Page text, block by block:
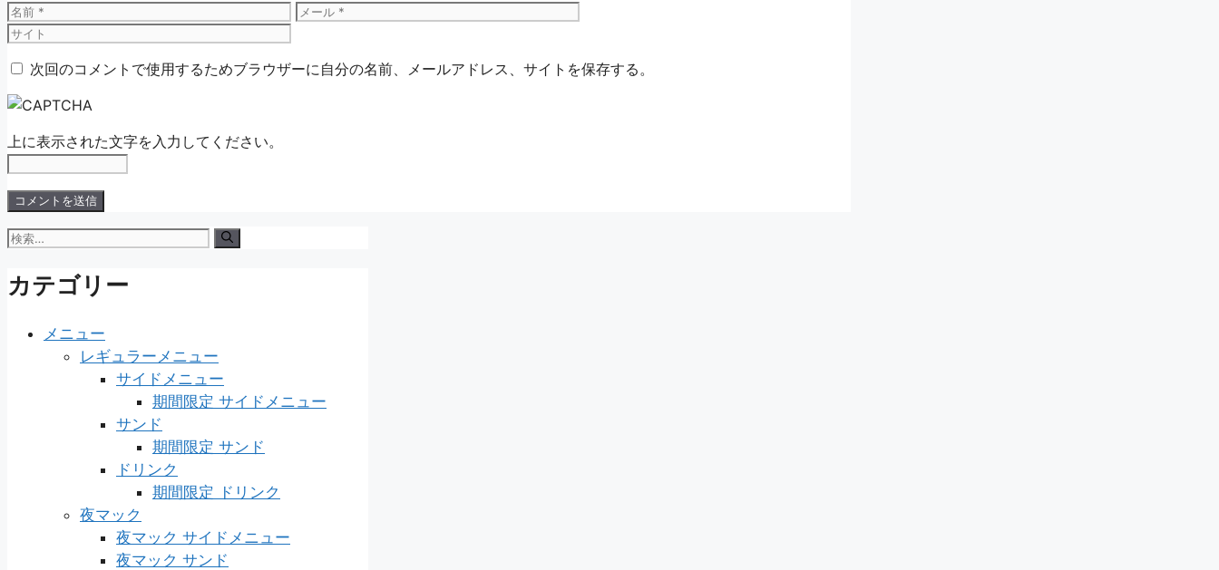
名
前
メ
次回のコメントで使用するためブラウザーに自分の名前、メールアドレス、サイトを保存する。
上に表示された文字を入力してください。
検
カテゴリー
メニュー
レギュラーメニュー
サイドメニュー
期間限定 サイドメニュー
サンド
期間限定 サンド
ドリンク
期間限定 ドリンク
夜マック
夜マック サイドメニュー
夜マック サンド